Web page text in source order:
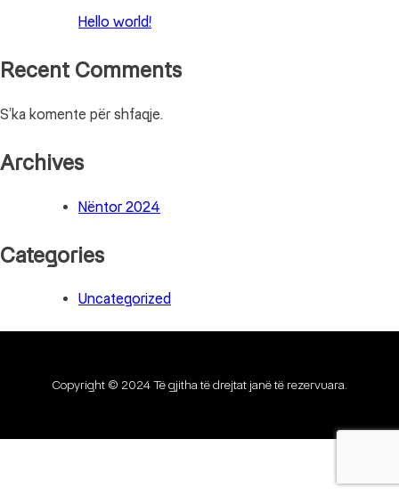
Hello world!
Recent Comments
S’ka komente për shfaqje.
Archives
Nëntor 2024
Categories
Uncategorized
Copyright © 2024 Të gjitha të drejtat janë të rezervuara.